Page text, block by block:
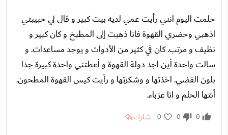
حلمت اليوم انني رأيت عمي لديه بيت كبير و قال لي حبيبتي
اذهبي وحضري القهوة فانا ذهبت إلى المطبخ و كان كبير و
نظيف و مرتب. كان في كثير من الأدوات و يوجد مساعدات. و
سالت واحدة أين اجد دولة القهوة و أعطتني واحدة كبيرة جدا
بلون الفضي. اخذتها و وشكرتها و رأيت كيس القهوة المطحون.
أنتها الحلم و انا عزباء.
0
0
0 شارك